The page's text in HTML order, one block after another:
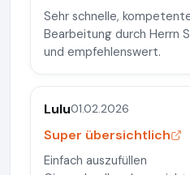
Sehr schnelle,
Bearbeitung durch Herrn
und empfehlenswert.
Lulu01.02.2026
Super übersichtlich
Einfach auszufüllen